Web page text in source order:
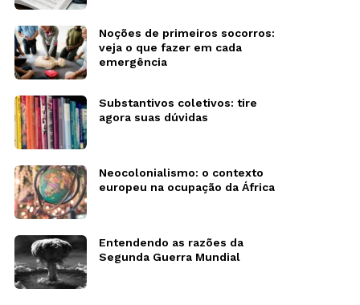
Noções de primeiros socorros:
veja o que fazer em cada
emergência
Substantivos coletivos: tire
agora suas dúvidas
Neocolonialismo: o contexto
europeu na ocupação da África
Entendendo as razões da
Segunda Guerra Mundial